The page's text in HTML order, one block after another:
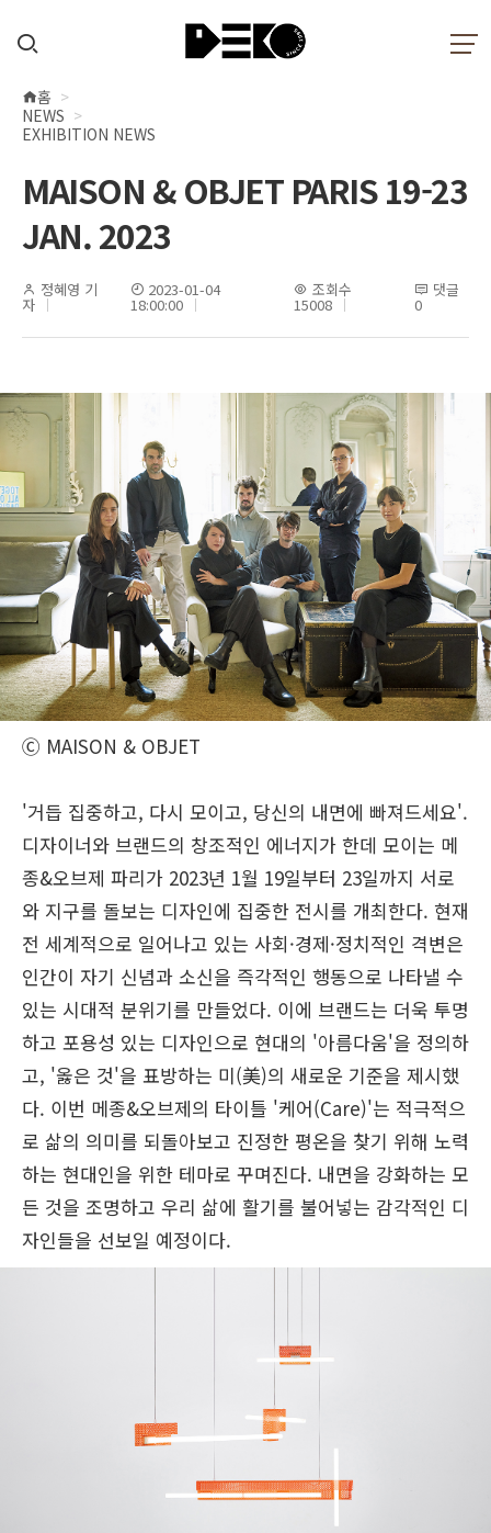
현
재
치
홈
NEWS
EXHIBITION NEWS
MAISON & OBJET PARIS 19-23
JAN. 2023
정혜영 기
자
2023-01-04
18:00:00
조회수
15008
댓글
0
Ⓒ MAISON & OBJET
'거듭 집중하고, 다시 모이고, 당신의 내면에 빠져드세요'.
디자이너와 브랜드의 창조적인 에너지가 한데 모이는 메
종&오브제 파리가 2023년 1월 19일부터 23일까지 서로
와 지구를 돌보는 디자인에 집중한 전시를 개최한다. 현재
전 세계적으로 일어나고 있는 사회·경제·정치적인 격변은
인간이 자기 신념과 소신을 즉각적인 행동으로 나타낼 수
있는 시대적 분위기를 만들었다. 이에 브랜드는 더욱 투명
하고 포용성 있는 디자인으로 현대의 '아름다움'을 정의하
고, '옳은 것'을 표방하는 미(美)의 새로운 기준을 제시했
다. 이번 메종&오브제의 타이틀 '케어(Care)'는 적극적으
로 삶의 의미를 되돌아보고 진정한 평온을 찾기 위해 노력
하는 현대인을 위한 테마로 꾸며진다. 내면을 강화하는 모
든 것을 조명하고 우리 삶에 활기를 불어넣는 감각적인 디
자인들을 선보일 예정이다.